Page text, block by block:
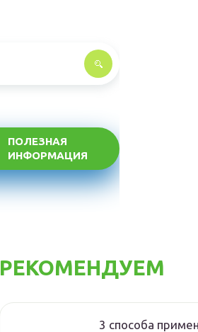
ПОЛЕЗНАЯ
ИНФОРМАЦИЯ
РЕКОМЕНДУЕМ
3 способа